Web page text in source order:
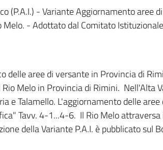
(P.A.I.) - Variante Aggiornamento aree
- Adottato dal Comitato
delle aree di versante in Provincia di
Melo in Provincia di Rimini. Nell'Alta
e Talamello. L'aggiornamento delle
Tavv. 4-1...4-6. Il Rio Melo
della Variante P.A.I. è pubblicato